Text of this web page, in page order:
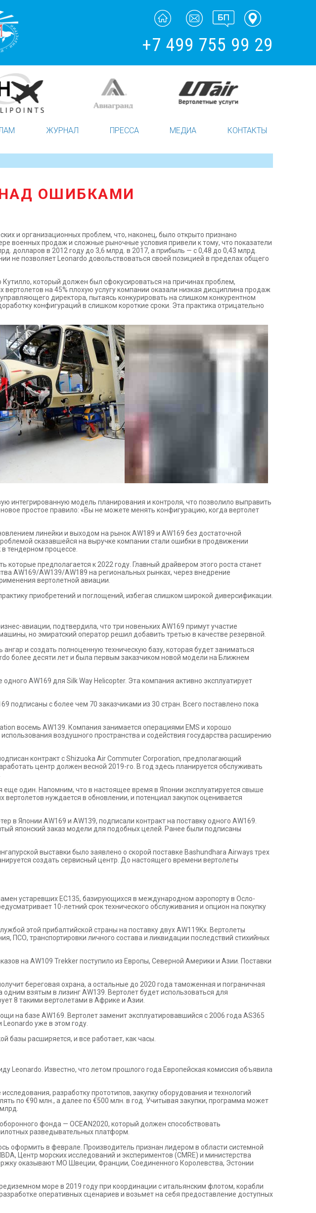
+7 499 755 99 29
ЖУРНАЛ ПРЕССА МЕДИА КОНТАКТЫ
ОШИБКАМИ
и организационных проблем, что, наконец, было открыто признано
военных продаж и сложные рыночные условия привели к тому, что показатели
долларов в 2012 году до 3,6 млрд. в 2017, а прибыль — с 0,48 до 0,43 млрд.
не позволяет Leonardo довольствоваться своей позицией в пределах общего
который должен был сфокусироваться на причинах проблем,
на 45% плохую услугу компании оказали низкая дисциплина продаж
директора, пытаясь конкурировать на слишком конкурентном
конфигураций в слишком короткие сроки. Эта практика отрицательно
интегрированную модель планирования и контроля, что позволило выправить
простое правило: «Вы не можете менять конфигурацию, когда вертолет
линейки и выходом на рынок AW189 и AW169 без достаточной
сказавшейся на выручке компании стали ошибки в продвижении
тендерном процессе.
предполагается к 2022 году. Главный драйвером этого роста станет
AW169/AW139/AW189 на региональных рынках, через внедрение
вертолетной авиации.
приобретений и поглощений, избегая слишком широкой диверсификации.
авиации, подтвердила, что три новеньких AW169 примут участие
но эмиратский оператор решил добавить третью в качестве резервной.
и создать полноценную техническую базу, которая будет заниматься
более десяти лет и была первым заказчиком новой модели на Ближнем
AW169 для Silk Way Helicopter. Эта компания активно эксплуатирует
подписаны с более чем 70 заказчиками из 30 стран. Всего поставлено пока
восемь AW139. Компания занимается операциями EMS и хорошо
воздушного пространства и содействия государства расширению
контракт с Shizuoka Air Commuter Corporation, предполагающий
центр должен весной 2019-го. В год здесь планируется обслуживать
один. Напомним, что в настоящее время в Японии эксплуатируется свыше
нуждается в обновлении, и потенциал закупок оценивается
в Японии AW169 и AW139, подписали контракт на поставку одного AW169.
японский заказ модели для подобных целей. Ранее были подписаны
выставки было заявлено о скорой поставке Bashundhara Airways трех
создать сервисный центр. До настоящего времени вертолеты
устаревших EC135, базирующихся в международном аэропорту в Осло-
10-летний срок технического обслуживания и опцион на покупку
этой прибалтийской страны на поставку двух AW119Kx. Вертолеты
ПСО, транспортировки личного состава и ликвидации последствий стихийных
на AW109 Trekker поступило из Европы, Северной Америки и Азии. Поставки
береговая охрана, а остальные до 2020 года таможенная и пограничная
взятым в лизинг AW139. Вертолет будет использоваться для
8 такими вертолетами в Африке и Азии.
на базе AW169. Вертолет заменит эксплуатировавшийся с 2006 года AS365
уже в этом году.
базы расширяется, и все работает, как часы.
Leonardo. Известно, что летом прошлого года Европейская комиссия объявила
разработку прототипов, закупку оборудования и технологий
по €90 млн., а далее по €500 млн. в год. Учитывая закупки, программа может
фонда — OCEAN2020, который должен способствовать
разведывательных платформ.
оформить в феврале. Производитель признан лидером в области системной
Центр морских исследований и экспериментов (CMRE) и министерства
оказывают МО Швеции, Франции, Соединенного Королевства, Эстонии
море в 2019 году при координации с итальянским флотом, корабли
оперативных сценариев и возьмет на себя предоставление доступных